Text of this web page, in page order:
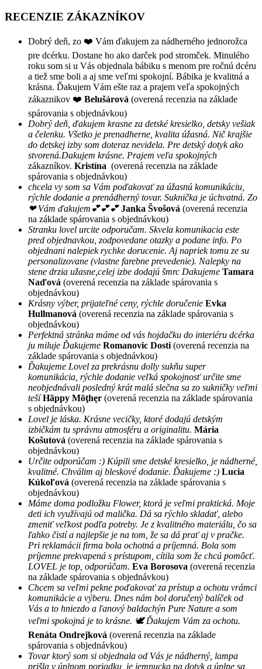
RECENZIE ZÁKAZNÍKOV
Dobrý deň, zo ❤️ Vám ďakujem za nádherného jednorožca
pre dcérku. Dostane ho ako darček pod stromček. Minulého
roku som si u Vás objednala bábiku s menom pre ročnú dcéru
a tiež sme boli a aj sme veľmi spokojní. Bábika je kvalitná a
krásna. Ďakujem Vám ešte raz a prajem veľa spokojných
zákaznikov ❤️ Belušárová (overená recenzia na základe
spárovania s objednávkou)
Dobrý deň, ďakujem krasne za detské kresielko, detsky vešiak
a čelenku. Všetko je prenadherne, kvalita úžasná. Nič krajšie
do detskej izby som doteraz nevidela. Pre detský dotyk ako
stvorená.Dakujem krásne. Prajem veľa spokojných
zákazníkov. Kristína (overená recenzia na základe
spárovania s objednávkou)
chcela vy som sa Vám poďakovať za úžasnú komunikáciu,
rýchle dodanie a prenádherný tovar. Suknička je úchvatná. Zo
❤ Vám ďakujem💕💕💕 Janka Švošová (overená recenzia
na základe spárovania s objednávkou)
Stranku lovel urcite odporučam. Skvela komunikacia este
pred objednavkou, zodpovedane otazky a podane info. Po
objednani nalepiek rychke dorucenie. Aj napriek tomu ze su
personalizovane (vlastne farebne prevedenie). Nalepky na
stene drzia užasne,celej izbe dodajú šmrc Dakujeme Tamara
Naďová (overená recenzia na základe spárovania s
objednávkou)
Krásny výber, prijateľné ceny, rýchle doručenie Evka
Hullmanová (overená recenzia na základe spárovania s
objednávkou)
Perfektná stránka máme od vás hojdačku do interiéru dcérka
ju miluje Ďakujeme Romanovic Dosti (overená recenzia na
základe spárovania s objednávkou)
Ďakujeme Lovel za prekrásnu dolly sukňu super
komunikácia, rýchle dodanie veľká spokojnosť určite sme
neobjednávali posledný krát malá slečna sa zo sukničky veľmi
tešíHãppy Mõţhęr (overená recenzia na základe spárovania
s objednávkou)
Lovel je láska. Krásne vecičky, ktoré dodajú detským
izbičkám tu správnu atmosféru a originalitu. Mária
Košutová (overená recenzia na základe spárovania s
objednávkou)
Určite odporúčam :) Kúpili sme detské kresielko, je nádherné,
kvalitné. Chválim aj bleskové dodanie. Ďakujeme :) Lucia
Kúkoľová (overená recenzia na základe spárovania s
objednávkou)
Máme doma podložku Flower, ktorá je veľmi praktická. Moje
deti ich využívajú od malička. Dá sa rýchlo skladať, alebo
zmeniť veľkost podľa potreby. Je z kvalitného materiálu, čo sa
ľahko čistí a najlepšie je na tom, že sa dá prať aj v pračke.
Pri reklamácii firma bola ochotná a príjemná. Bola som
príjemne prekvapená s prístupom, cítila som že chcú pomôcť.
LOVEL je top, odporúčam. Eva Borosova (overená recenzia
na základe spárovania s objednávkou)
Chcem sa veľmi pekne poďakovať za prístup a ochotu vrámci
komunikácie a výberu. Dnes nám bol doručený balíček od
Vás a to hniezdo a ľanový baldachýn Pure Nature a som
veľmi spokojná je to krásne. 🕊 Ďakujem Vám za ochotu.
Renáta Ondrejková (overená recenzia na základe
spárovania s objednávkou)
Tovar ktorý som si objednala od Vás je nádherný, lampa
prišla v úplnom poriadku, je jemnucka na dotyk a úplne sa